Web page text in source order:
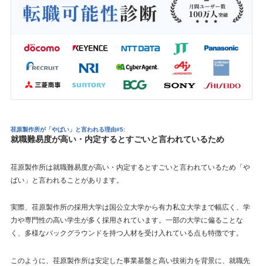
荏原製作所が「やばい」と言われる理由#5:
就職難易度が高い・内定するとすごいと言われているため
荏原製作所は就職難易度が高い・内定するとすごいと言われているため「や
ばい」と言われることがあります。
実際、荏原製作所の採用大学は国公立大学から有力私立大学まで幅広く、学
力や専門性の高い学生が多く採用されています。一部の大学に偏ることな
く、多様なバックグラウンドを持つ人材を受け入れている点も特徴です。
このように、荏原製作所は安定した事業基盤と高い技術力を背景に、就職先